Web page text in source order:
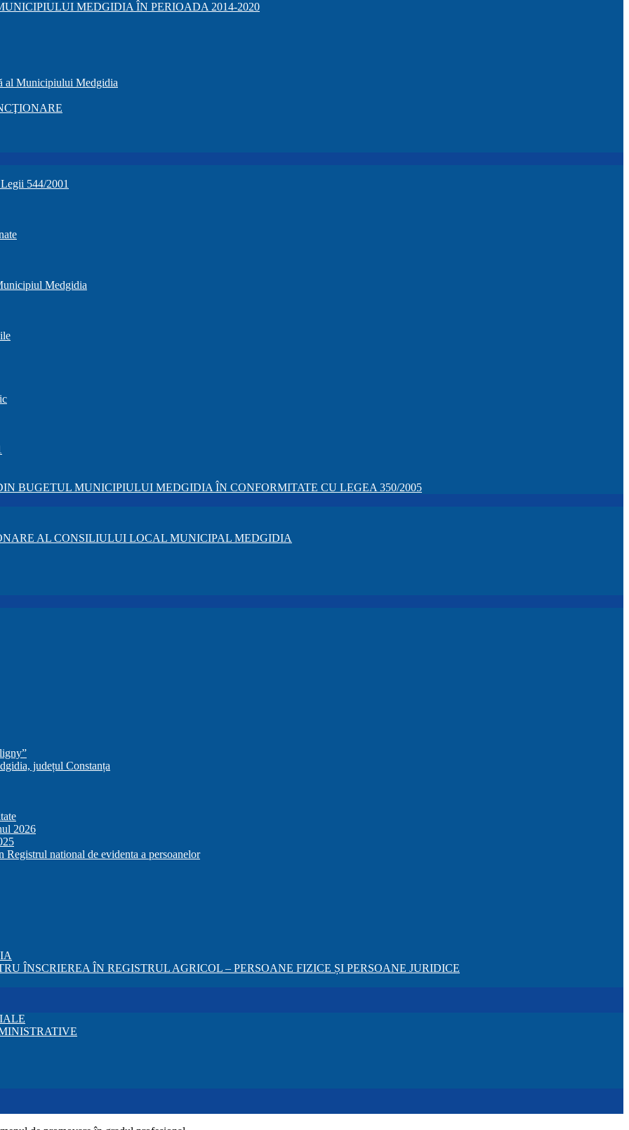
MEDGIDIA ÎN PERIOADA 2014-2020
al Municipiului Medgidia
544/2001
Medgidia
BUGETUL MUNICIPIULUI MEDGIDIA ÎN CONFORMITATE CU LEGEA 350/2005
AL CONSILIULUI LOCAL MUNICIPAL MEDGIDIA
județul Constanța
2026
national de evidenta a persoanelor
ÎNSCRIEREA ÎN REGISTRUL AGRICOL – PERSOANE FIZICE ȘI PERSOANE JURIDICE